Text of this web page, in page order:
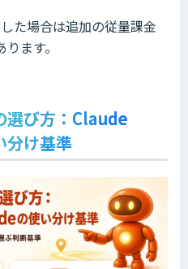
た場合は追加の従量課金
ます。
選び方：Claude
け基準